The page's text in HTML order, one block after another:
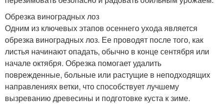
Обрезка виноградных лоз
Одним из ключевых этапов осеннего ухода является
обрезка виноградных лоз. Ее проводят после того, как
листья начинают опадать, обычно в конце сентября или
начале октября. Обрезка помогает удалить
поврежденные, больные или растущие в неподходящих
направлениях ветки, что способствует лучшему
вызреванию древесины и подготовке куста к зиме.